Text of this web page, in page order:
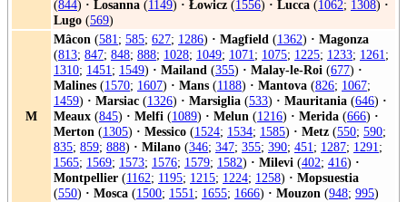
(844) · Losanna (1149) · Łowicz (1556) · Lucca (1062; 1308) ·
Lugo (569)
M
Mâcon (581; 585; 627; 1286) · Magfield (1362) · Magonza
(813; 847; 848; 888; 1028; 1049; 1071; 1075; 1225; 1233; 1261;
1310; 1451; 1549) · Mailand (355) · Malay-le-Roi (677) ·
Malines (1570; 1607) · Mans (1188) · Mantova (826; 1067;
1459) · Marsiac (1326) · Marsiglia (533) · Mauritania (646) ·
Meaux (845) · Melfi (1089) · Melun (1216) · Merida (666) ·
Merton (1305) · Messico (1524; 1534; 1585) · Metz (550; 590;
835; 859; 888) · Milano (346; 347; 355; 390; 451; 1287; 1291;
1565; 1569; 1573; 1576; 1579; 1582) · Milevi (402; 416) ·
Montpellier (1162; 1195; 1215; 1224; 1258) · Mopsuestia
(550) · Mosca (1500; 1551; 1655; 1666) · Mouzon (948; 995)